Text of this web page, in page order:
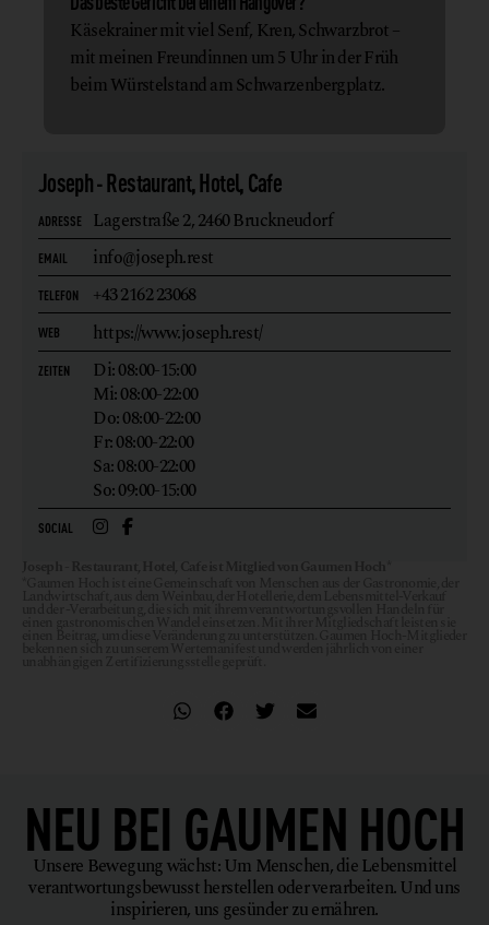
Käsekrainer mit viel Senf, Kren, Schwarzbrot –
mit meinen Freundinnen um 5 Uhr in der Früh
beim Würstelstand am Schwarzenbergplatz.
Joseph - Restaurant, Hotel, Cafe
ADRESSE Lagerstraße 2,2460 Bruckneudorf
EMAIL info@joseph.rest
TELEFON +43 2162 23068
WEB https://www.joseph.rest/
ZEITEN
Di: 08:00-15:00
Mi: 08:00-22:00
Do: 08:00-22:00
Fr: 08:00-22:00
Sa: 08:00-22:00
So: 09:00-15:00
SOCIAL
NEU BEI GAUMEN HOCH
Unsere Bewegung wächst: Um Menschen, die Lebensmittel
verantwortungsbewusst herstellen oder verarbeiten. Und uns
inspirieren, uns gesünder zu ernähren.